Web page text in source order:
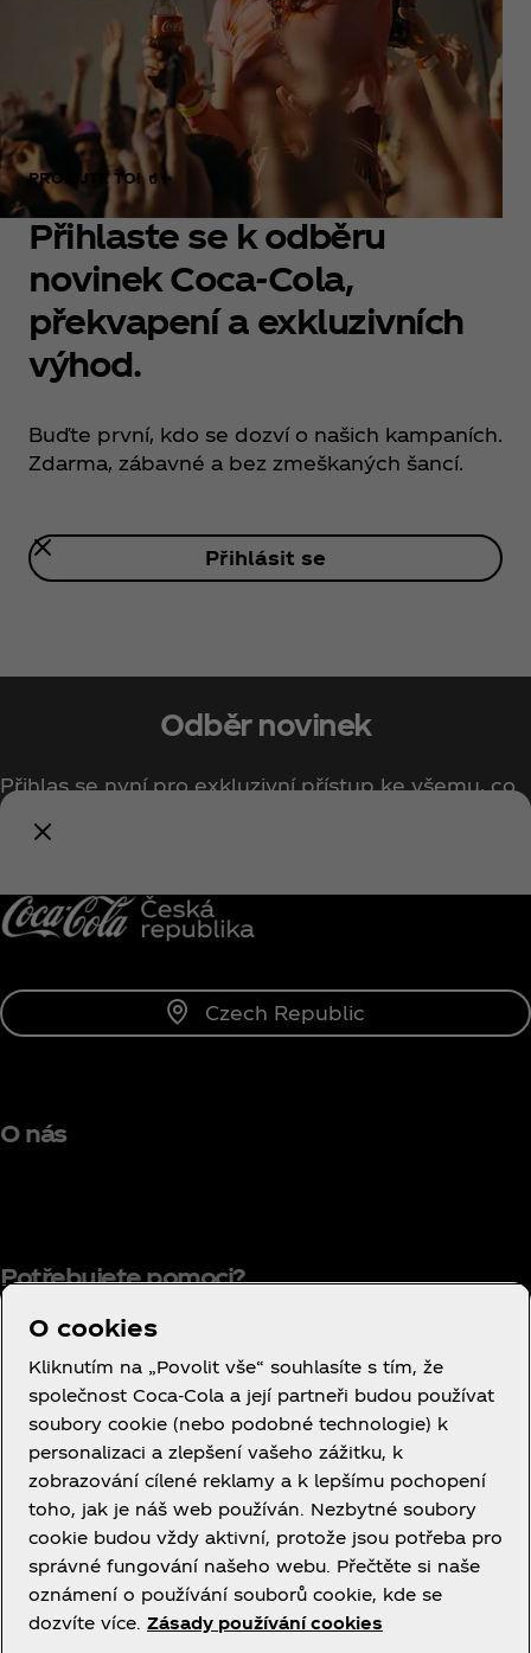
PROŽIJTE TO! 🥤✨
Přihlaste se k odběru
novinek Coca‑Cola,
překvapení a exkluzivních
výhod.
Buďte první, kdo se dozví o našich kampaních.
Zdarma, zábavné a bez zmeškaných šancí.
Přihlásit se
Odběr novinek
Přihlas se nyní pro exkluzivní přístup ke všemu, co
Czech Republic
O nás
Potřebujete pomoci?
Smluvní podmínky používání
Oznámení o ochraně osobních údajů
spotřebitelů
Nastavení souborů cookie
Oznámení o souborech cookie
Prohlášení o přístupnosti
O cookies
Kliknutím na „Povolit vše“ souhlasíte s tím, že
společnost Coca‑Cola a její partneři budou používat
soubory cookie (nebo podobné technologie) k
personalizaci a zlepšení vašeho zážitku, k
zobrazování cílené reklamy a k lepšímu pochopení
toho, jak je náš web používán. Nezbytné soubory
cookie budou vždy aktivní, protože jsou potřeba pro
správné fungování našeho webu. Přečtěte si naše
oznámení o používání souborů cookie, kde se
dozvíte více. Zásady používání cookies